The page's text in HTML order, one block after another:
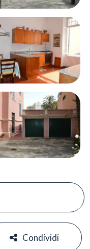
Condividi